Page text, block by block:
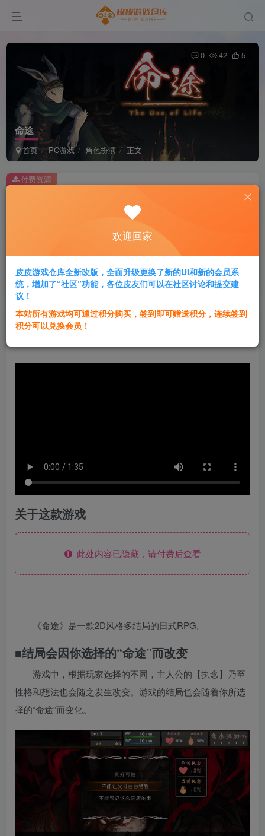
命途
首页 PC游戏 角色扮演 正文
0 42 5
此内容为付费资源，请付费后查看
2积分
黄金会员免费 超级会员免费
登录购买
付费资源
群主1号
关于这款游戏
此处内容已隐藏，请付费后查看
《命途》是一款2D风格多结局的日式RPG。
■结局会因你选择的“命途”而改变
游戏中，根据玩家选择的不同，主人公的【执念】乃至
性格和想法也会随之发生改变。游戏的结局也会随着你所选
择的“命途”而变化。
欢迎回家
皮皮游戏仓库全新改版，全面升级更换了新的UI和新的会员系
统，增加了“社区”功能，各位皮友们可以在社区讨论和提交建
议！
本站所有游戏均可通过积分购买，签到即可赠送积分，连续签到
积分可以兑换会员！